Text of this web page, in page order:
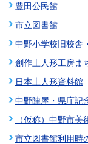
豊田公民館
市立図書館
中野小学校旧校舎
創作土人形工房ま
日本土人形資料館
中野陣屋・県庁記
（仮称）中野市
市立図書館利用時